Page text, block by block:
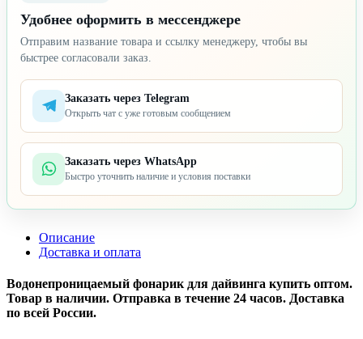
Удобнее оформить в мессенджере
Отправим название товара и ссылку менеджеру, чтобы вы
быстрее согласовали заказ.
Заказать через Telegram
Открыть чат с уже готовым сообщением
Заказать через WhatsApp
Быстро уточнить наличие и условия поставки
Описание
Доставка и оплата
Водонепроницаемый фонарик для дайвинга купить оптом.
Товар в наличии. Отправка в течение 24 часов. Доставка
по всей России.